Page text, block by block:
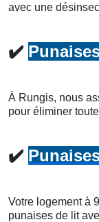
avec une
✔️
À Rungis, nous
pour éliminer
✔️
Votre logement à
punaises de lit